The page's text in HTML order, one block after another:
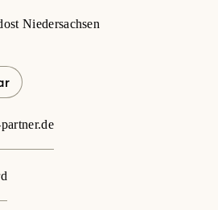
Niedersachsen